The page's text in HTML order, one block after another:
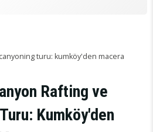
turu: kumköy'den macera
Rafting ve
Kumköy'den